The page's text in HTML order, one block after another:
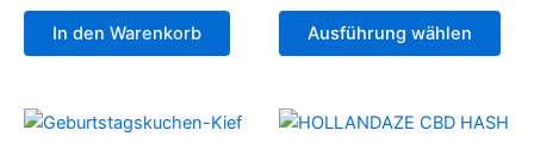
0
In den Warenkorb
0
€94.00
Ausführung wählen